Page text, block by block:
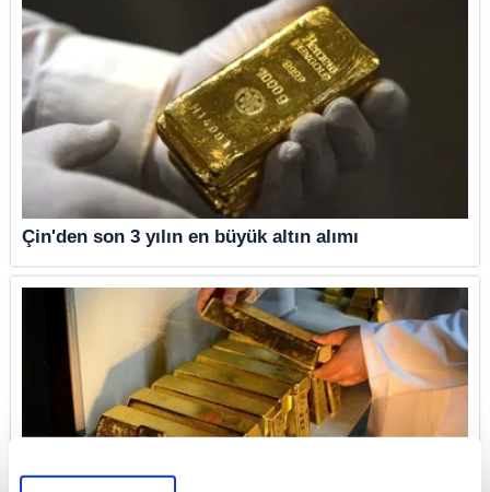
Çin'den son 3 yılın en büyük altın alımı